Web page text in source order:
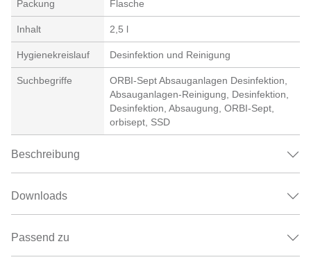
Packung Flasche
Inhalt 2,5 l
Hygienekreislauf Desinfektion und Reinigung
Suchbegriffe
ORBI-Sept Absauganlagen Desinfektion,
Absauganlagen-Reinigung, Desinfektion,
Desinfektion, Absaugung, ORBI-Sept,
orbisept, SSD
Beschreibung
Downloads
Passend zu